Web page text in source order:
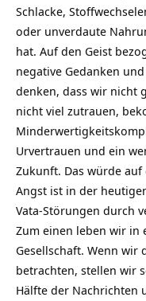
Schlacke,
oder unverdaute
hat. Auf den Geist
negative Gedanken
denken, dass wir nicht
nicht viel zutrauen,
Urvertrauen und ein
Zukunft. Das würde
Angst ist in der
Vata-Störungen durch
Zum einen leben wir
Gesellschaft. Wenn wir
betrachten, stellen wir
Hälfte der Nachrichten